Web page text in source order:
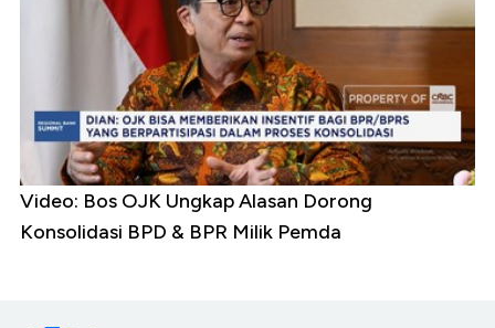
Video: Bos OJK Ungkap Alasan Dorong
Konsolidasi BPD & BPR Milik Pemda